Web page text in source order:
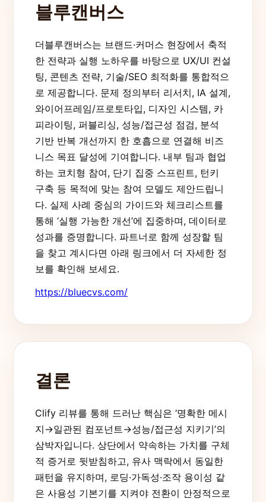
블루캔버스
더블루캔버스는 브랜드·커머스 현장에서 축적
한 전략과 실행 노하우를 바탕으로 UX/UI 컨설
팅, 콘텐츠 전략, 기술/SEO 최적화를 통합적으
로 제공합니다. 문제 정의부터 리서치, IA 설계,
와이어프레임/프로토타입, 디자인 시스템, 카
피라이팅, 퍼블리싱, 성능/접근성 점검, 분석
기반 반복 개선까지 한 호흡으로 연결해 비즈
니스 목표 달성에 기여합니다. 내부 팀과 협업
하는 코치형 참여, 단기 집중 스프린트, 턴키
구축 등 목적에 맞는 참여 모델도 제안드립니
다. 실제 사례 중심의 가이드와 체크리스트를
통해 ‘실행 가능한 개선’에 집중하며, 데이터로
성과를 증명합니다. 파트너로 함께 성장할 팀
을 찾고 계시다면 아래 링크에서 더 자세한 정
보를 확인해 보세요.
https://bluecvs.com/
결론
Clify 리뷰를 통해 드러난 핵심은 ‘명확한 메시
지→일관된 컴포넌트→성능/접근성 지키기’의
삼박자입니다. 상단에서 약속하는 가치를 구체
적 증거로 뒷받침하고, 유사 맥락에서 동일한
패턴을 유지하며, 로딩·가독성·조작 용이성 같
은 사용성 기본기를 지켜야 전환이 안정적으로